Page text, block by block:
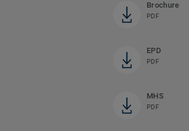
Brochure
PDF
EPD
PDF
MHS
PDF